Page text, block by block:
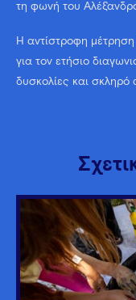
τη φωνή του
Η αντίστροφη μέτρηση
για τον ετήσιο
δυσκολίες και